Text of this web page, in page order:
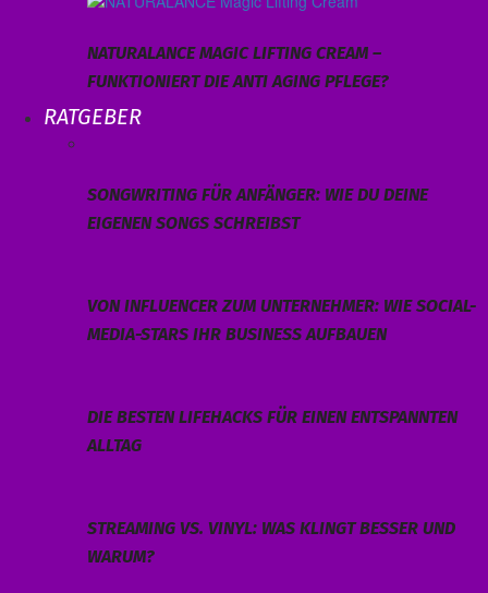
NATURALANCE MAGIC LIFTING CREAM –
FUNKTIONIERT DIE ANTI AGING PFLEGE?
RATGEBER
SONGWRITING FÜR ANFÄNGER: WIE DU DEINE
EIGENEN SONGS SCHREIBST
VON INFLUENCER ZUM UNTERNEHMER: WIE SOCIAL-
MEDIA-STARS IHR BUSINESS AUFBAUEN
DIE BESTEN LIFEHACKS FÜR EINEN ENTSPANNTEN
ALLTAG
STREAMING VS. VINYL: WAS KLINGT BESSER UND
WARUM?